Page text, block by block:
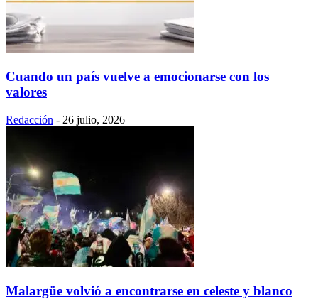
Cuando un país vuelve a emocionarse con los
valores
Redacción - 26 julio, 2026
Malargüe volvió a encontrarse en celeste y blanco